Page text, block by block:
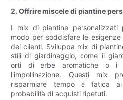
2. Offrire miscele di piantine
I mix di piantine personalizzati
modo per soddisfare le
dei clienti. Sviluppa mix di
stili di giardinaggio, come il
orti di erbe aromatiche o i
l'impollinazione. Questi mix
risparmiare tempo e fatica
probabilità di acquisti ripetuti.